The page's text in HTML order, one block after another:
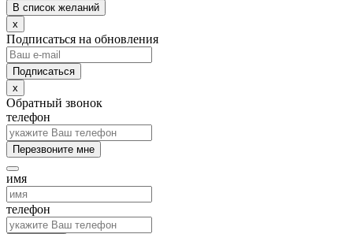
В список желаний
x
Подписаться на обновления
x
Обратный звонок
телефон
Перезвоните мне
имя
телефон